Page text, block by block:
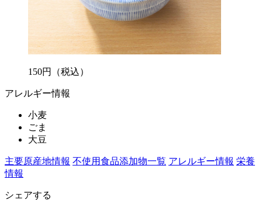
150円 （税込）
アレルギー情報
小麦
ごま
大豆
主要原産地情報 不使用食品添加物一覧 アレルギー情報 栄養
情報
シェアする